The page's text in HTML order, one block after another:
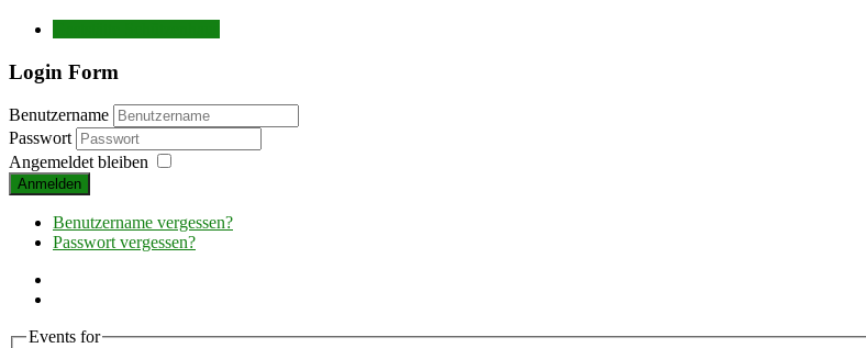
Login Form
Benutzername
Passwort
Angemeldet bleiben
Anmelden
Benutzername vergessen?
Passwort vergessen?
Events for